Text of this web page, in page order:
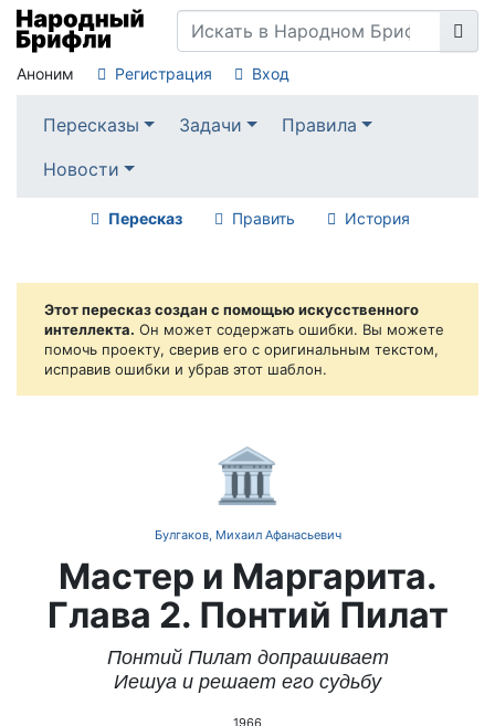
Аноним Регистрация Вход
Пересказы Задачи
Правила
Новости
Пересказ Править История
Этот пересказ создан с помощью искусственного
интеллекта. Он может содержать ошибки. Вы можете
помочь проекту, сверив его с оригинальным текстом,
исправив ошибки и убрав этот шаблон.
🏛️
Булгаков, Михаил Афанасьевич
Мастер и Маргарита.
Глава 2. Понтий Пилат
Понтий Пилат допрашивает
Иешуа и решает его судьбу
1966